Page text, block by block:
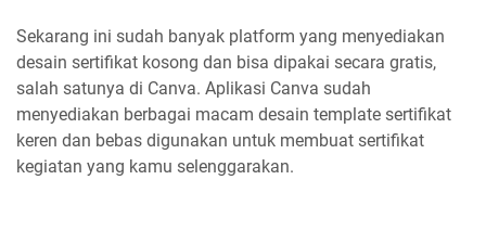
Sekarang ini sudah banyak platform yang menyediakan
desain sertifikat kosong dan bisa dipakai secara gratis,
salah satunya di Canva. Aplikasi Canva sudah
menyediakan berbagai macam desain template sertifikat
keren dan bebas digunakan untuk membuat sertifikat
kegiatan yang kamu selenggarakan.